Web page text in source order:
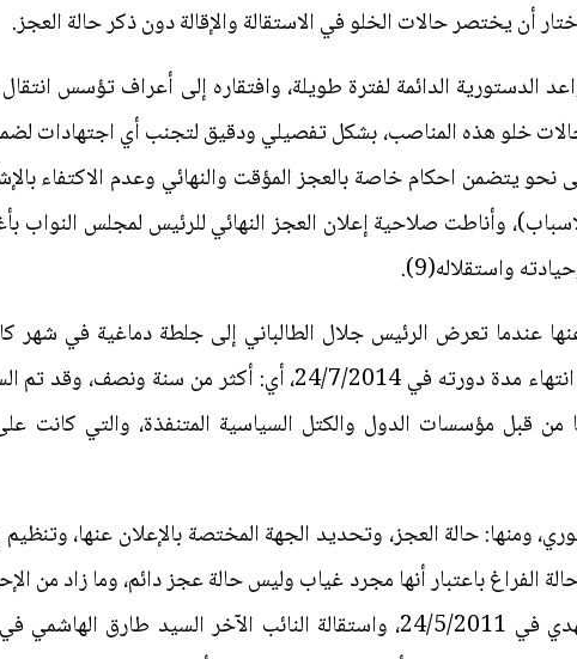
أن يختصر حالات الخلو في الاستقالة والإقالة دون ذكر حالة العجز.
الدستورية الدائمة لفترة طويلة، وافتقاره إلى أعراف تؤسس
خلو هذه المناصب، بشكل تفصيلي ودقيق لتجنب أي اجتهادات
يتضمن احكام خاصة بالعجز المؤقت والنهائي وعدم الاكتفاء
وأناطت صلاحية إعلان العجز النهائي للرئيس لمجلس النواب
واستقلاله(9).
حالت دون ممارسته لسلطاته الدستورية حتى انتهاء مدة دورته في 24/7/
من قبل مؤسسات الدول والكتل السياسية المتنفذة، والتي
ومنها: حالة العجز، وتحديد الجهة المختصة بالإعلان عنها،
باعتبار أنها مجرد غياب وليس حالة عجز دائم، وما زاد من